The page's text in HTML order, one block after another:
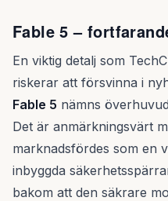
Fable 5 –
En viktig detalj som
riskerar att försvinna i
Fable 5 nämns
Det är anmärkningsvärt
marknadsfördes som en
inbyggda
bakom att den säkrare